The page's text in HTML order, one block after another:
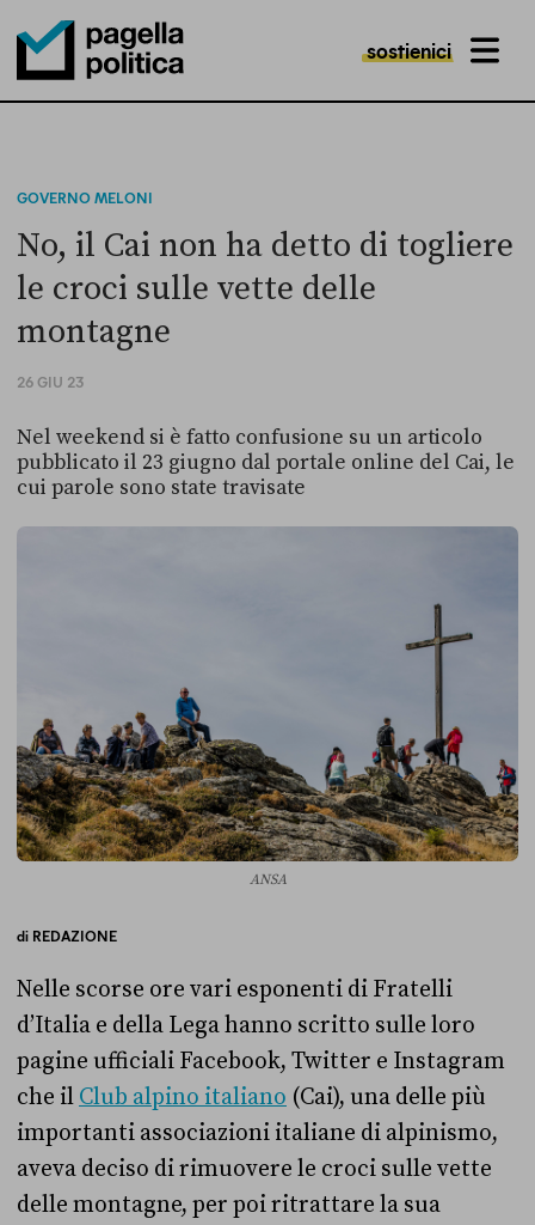
Pagella Politica Logo
sostienici MENU
GOVERNO MELONI
No, il Cai non ha detto di togliere
le croci sulle vette delle
montagne
26 GIU 23
Nel weekend si è fatto confusione su un articolo
pubblicato il 23 giugno dal portale online del Cai, le
cui parole sono state travisate
ANSA
di REDAZIONE
Nelle scorse ore vari esponenti di Fratelli
d’Italia e della Lega hanno scritto sulle loro
pagine ufficiali Facebook, Twitter e Instagram
che il Club alpino italiano (Cai), una delle più
importanti associazioni italiane di alpinismo,
aveva deciso di rimuovere le croci sulle vette
delle montagne, per poi ritrattare la sua